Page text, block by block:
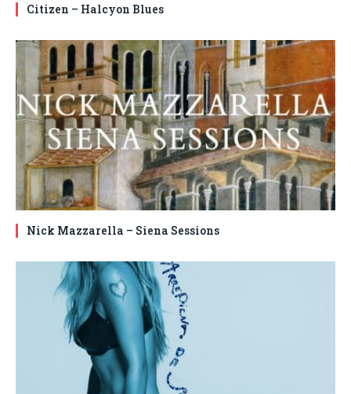
Citizen – Halcyon Blues
Nick Mazzarella – Siena Sessions